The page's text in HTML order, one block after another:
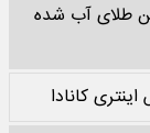
طلای آب شده
کانادا